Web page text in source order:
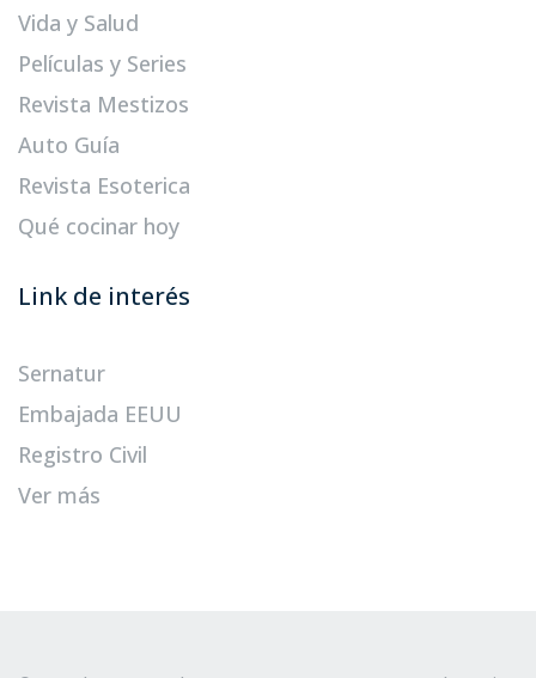
Vida y Salud
Películas y Series
Revista Mestizos
Auto Guía
Revista Esoterica
Qué cocinar hoy
Link de interés
Sernatur
Embajada EEUU
Registro Civil
Ver más